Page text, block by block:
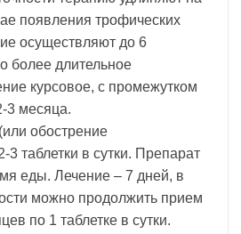
появления трофических
осуществляют до 6
более длительное
курсовое, с промежутком
3 месяца.
обострение
3 таблетки в сутки. Препарат
еды. Лечение – 7 дней, в
можно продолжить прием
по 1 таблетке в сутки.